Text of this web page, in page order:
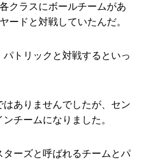
クラスにボールチームがあ
ードと対戦していたんだ。
トリックと対戦するといっ
ありませんでしたが、セン
チームになりました。
ーズと呼ばれるチームとパ